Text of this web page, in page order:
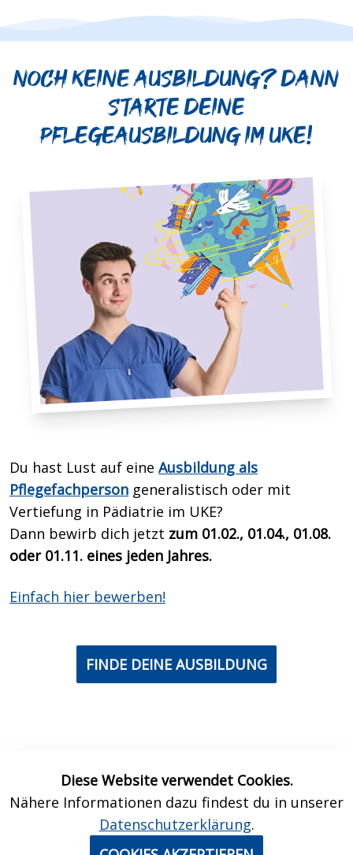
Noch keine Ausbildung? Dann
starte deine
Pflegeausbildung im UKE!
Du hast Lust auf eine Ausbildung als
Pflegefachperson generalistisch oder mit
Vertiefung in Pädiatrie im UKE?
Dann bewirb dich jetzt zum 01.02., 01.04., 01.08.
oder 01.11. eines jeden Jahres.
Einfach hier bewerben!
FINDE DEINE AUSBILDUNG
KontaktDatenschutzImpressum
Diese Website verwendet Cookies.
Nähere Informationen dazu findest du in unserer
Datenschutzerklärung.